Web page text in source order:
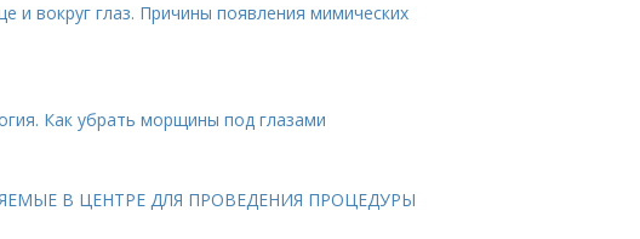
и вокруг глаз. Причины появления мимических
Как убрать морщины под глазами
В ЦЕНТРЕ ДЛЯ ПРОВЕДЕНИЯ ПРОЦЕДУРЫ